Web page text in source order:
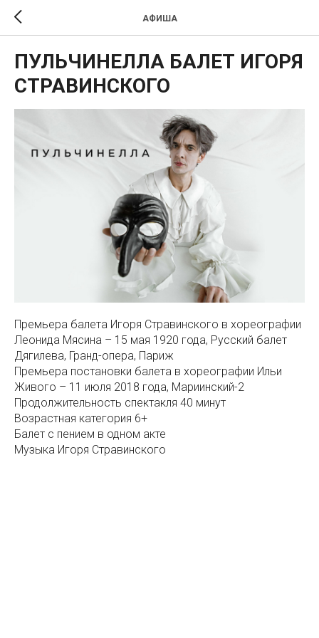
АФИША
ПУЛЬЧИНЕЛЛА БАЛЕТ ИГОРЯ
СТРАВИНСКОГО
Премьера балета Игоря Стравинского в хореографии
Леонида Мясина – 15 мая 1920 года, Русский балет
Дягилева, Гранд-опера, Париж
Премьера постановки балета в хореографии Ильи
Живого – 11 июля 2018 года, Мариинский-2
Продолжительность спектакля 40 минут
Возрастная категория 6+
Балет с пением в одном акте
Музыка Игоря Стравинского